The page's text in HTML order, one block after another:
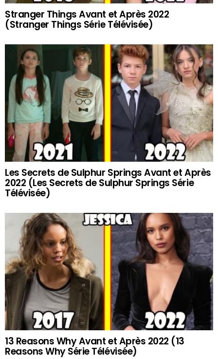
Stranger Things Avant et Après 2022
(Stranger Things Série Télévisée)
Les Secrets de Sulphur Springs Avant et Après
2022 (Les Secrets de Sulphur Springs Série
Télévisée)
13 Reasons Why Avant et Après 2022 (13
Reasons Why Série Télévisée)